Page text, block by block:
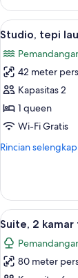
Studio,
pemandangan
samudra
Lihat
semua
foto
untuk
Studio,
tepi
laut
11
Studio, tepi
42 meter
Kapasitas 2
1 queen
Wi-Fi Gratis
Rincian
Rincian
Studio,
tepi
laut
Lihat
semua
foto
untuk
6
Suite, 2
80 meter